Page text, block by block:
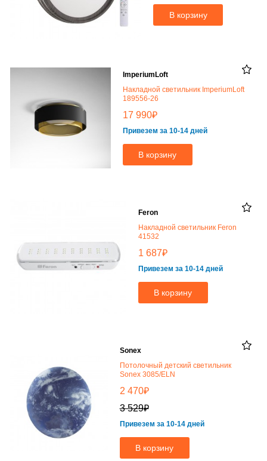
В корзину
ImperiumLoft
Накладной светильник ImperiumLoft
189556-26
17 990₽
Привезем за 10-14 дней
В корзину
Feron
Накладной светильник Feron
41532
1 687₽
Привезем за 10-14 дней
В корзину
Sonex
Потолочный детский светильник
Sonex 3085/ELN
2 470₽
3 529₽
Привезем за 10-14 дней
В корзину